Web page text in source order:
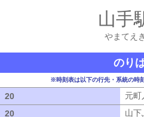
山手
やまてえ
のり
※時刻表は以下の行先・系統の時
20 元町
20
山下